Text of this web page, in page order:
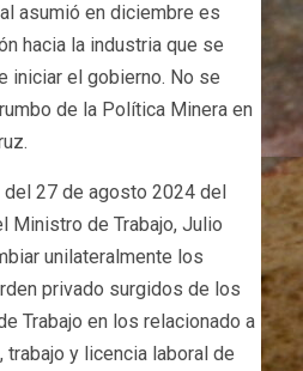
asumió en diciembre es
hacia la industria que se
iniciar el gobierno. No se
de la Política Minera en
27 de agosto 2024 del
Ministro de Trabajo, Julio
unilateralmente los
privado surgidos de los
Trabajo en los relacionado a
y licencia laboral de